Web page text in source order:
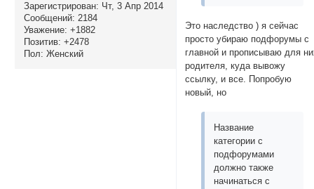
Зарегистрирован: Чт, 3 Апр 2014
Сообщений: 2184
Уважение: +1882
Позитив: +2478
Пол: Женский
Это наследство ) я сейчас
просто убираю подфорумы с
главной и прописываю для
родителя, куда вывожу
ссылку, и все. Попробую
новый, но
Название
категории с
подфорумами
должно также
начинаться с